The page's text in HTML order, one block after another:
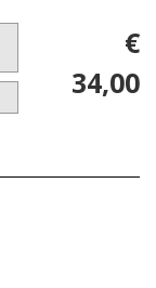
€
34,00